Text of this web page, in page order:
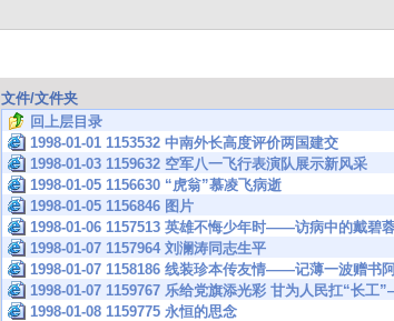
文件/文件夹
回上层目录
1998-01-01 1153532 中南外长高度评价两国建交
1998-01-03 1159632 空军八一飞行表演队展示新风采
1998-01-05 1156630 “虎翁”慕凌飞病逝
1998-01-05 1156846 图片
1998-01-06 1157513 英雄不悔少年时——访病中的戴碧
1998-01-07 1157964 刘澜涛同志生平
1998-01-07 1158186 线装珍本传友情——记薄一波赠书
1998-01-07 1159767 乐给党旗添光彩 甘为人民扛“长
1998-01-08 1159775 永恒的思念